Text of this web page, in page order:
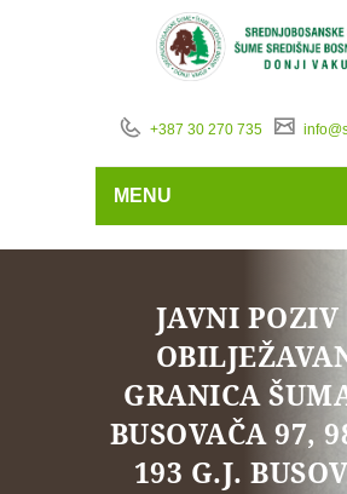
+387 30 270 735
MENU
JAVNI POZIV
GRANICA
BUSOVAČA 97,
193 G.J.